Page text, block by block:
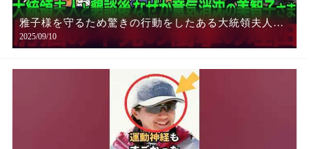
雅子様を守るため驚きの行動をしたある大統領夫人と
美智子様のその後の仰天行動とは！？
2025/09/10